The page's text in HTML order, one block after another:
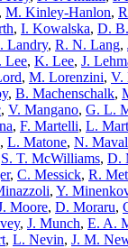
, M. Kinley-Hanlon,
, I. Kowalska, D.
Landry, R. N. Lang,
Lee, K. Lee, J.
, M. Lorenzini, V.
, B. Machenschalk,
, V. Mangano, G. L.
, F. Martelli, L.
, L. Matone, N.
S. T. McWilliams, D.
, C. Messick, R.
, Y.
Moore, D. Moraru,
, J. Munch, E. A.
, L. Nevin, J. M.